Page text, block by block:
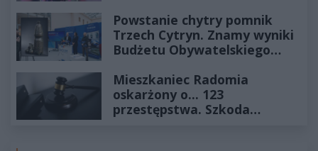
Powstanie chytry pomnik
Trzech Cytryn. Znamy wyniki
Budżetu Obywatelskiego
Mieszkaniec Radomia
oskarżony o... 123
przestępstwa. Szkoda